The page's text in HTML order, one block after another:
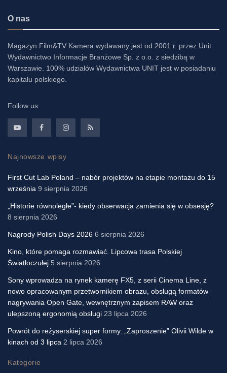
O nas
Magazyn Film&TV Kamera wydawany jest od 2001 r. przez Unit
Wydawnictwo Informacje Branżowe Sp. z o.o. z siedzibą w
Warszawie. 100% udziałów Wydawnictwa UNIT jest w posiadaniu
kapitału polskiego.
Follow us
Najnowsze wpisy
First Cut Lab Poland – nabór projektów na etapie montażu do 15
września 9 sierpnia 2026
„Historie równoległe”- kiedy obserwacja zamienia się w obsesję?
8 sierpnia 2026
Nagrody Polish Days 2026 6 sierpnia 2026
Kino, które pomaga rozmawiać. Lipcowa trasa Polskiej
Światłoczułej 5 sierpnia 2026
Sony wprowadza na rynek kamerę FX5, z serii Cinema Line, z
nowo opracowanym przetwornikiem obrazu, obsługą formatów
nagrywania Open Gate, wewnętrznym zapisem RAW oraz
ulepszoną ergonomią obsługi 23 lipca 2026
Powrót do reżyserskiej super formy. „Zaproszenie” Olivii Wilde w
kinach od 3 lipca 2 lipca 2026
Kategorie